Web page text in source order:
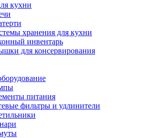
кухни
хранения для кухни
инвентарь
для консервирования
питания
фильтры и удлинители